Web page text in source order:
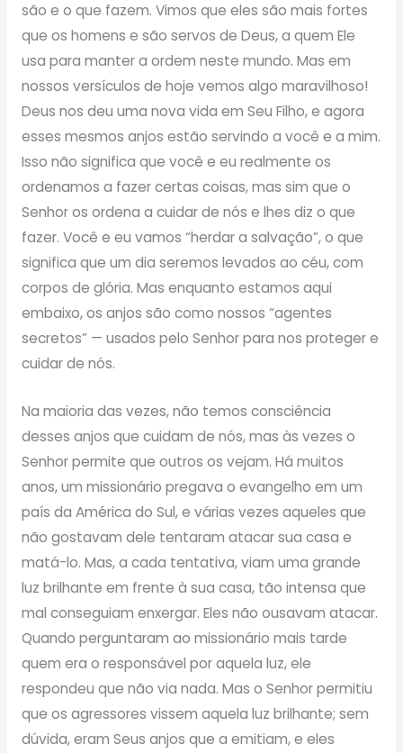
são e o que fazem. Vimos que eles são mais fortes
que os homens e são servos de Deus, a quem Ele
usa para manter a ordem neste mundo. Mas em
nossos versículos de hoje vemos algo maravilhoso!
Deus nos deu uma nova vida em Seu Filho, e agora
esses mesmos anjos estão servindo a você e a mim.
Isso não significa que você e eu realmente os
ordenamos a fazer certas coisas, mas sim que o
Senhor os ordena a cuidar de nós e lhes diz o que
fazer. Você e eu vamos “herdar a salvação”, o que
significa que um dia seremos levados ao céu, com
corpos de glória. Mas enquanto estamos aqui
embaixo, os anjos são como nossos “agentes
secretos” — usados pelo Senhor para nos proteger e
cuidar de nós.
Na maioria das vezes, não temos consciência
desses anjos que cuidam de nós, mas às vezes o
Senhor permite que outros os vejam. Há muitos
anos, um missionário pregava o evangelho em um
país da América do Sul, e várias vezes aqueles que
não gostavam dele tentaram atacar sua casa e
matá-lo. Mas, a cada tentativa, viam uma grande
luz brilhante em frente à sua casa, tão intensa que
mal conseguiam enxergar. Eles não ousavam atacar.
Quando perguntaram ao missionário mais tarde
quem era o responsável por aquela luz, ele
respondeu que não via nada. Mas o Senhor permitiu
que os agressores vissem aquela luz brilhante; sem
dúvida, eram Seus anjos que a emitiam, e eles